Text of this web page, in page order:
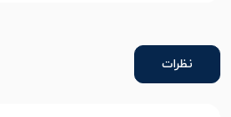
نظرات